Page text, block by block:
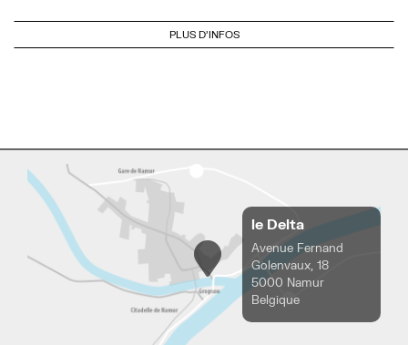
PLUS D'INFOS
le Delta
Avenue Fernand
Golenvaux, 18
5000 Namur
Belgique